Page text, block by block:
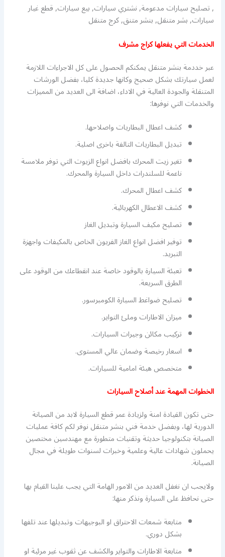
, تصليح سيارات مدعومة, نشتري سيارات, بيع سيارات, قطع غيار
سيارات, بشر متنقل, بنشر متنق, كرج متنقل
الخدمات التي يفعلها كراج مشرف
عبر خددمة بنشر متنقل يمكنكم الحصول على كل الاجراءات اللازمة
لعمل سيارتك بشكل صحيح وكانها جديدة كليا، بفضل الورشات
المتنقلة والجودة العالية في الاداء، اضافة الى العديد من المميزات
والخدمات التي نوفرها:
كشف اعطال البطاريات واصلاحها.
تبديل البطاريات التالفة باخرى اصلية.
تغير زيت المحرك بافضل انواع الزيوت التي توفر ملامسة
ناعمة للسلندرات داخل السيارة والمحرك.
كشف اعطال المحرك.
كشف الاعطال الكهربائية.
تصليح مكيف السيارة وتبديل الغاز
توفير افضل انواع الغاز الفريون الخاص بالمكيفات واجهزة
التبريد.
تعبئة السيارة بالوقود خاصة عند انقطاعك من الوقود على
الطرق السريعة.
تصليح ضواغط السيارة الكومبرسور.
ميزان الاطارات وملئ التواير.
تركيب مكائن وجيرات السيارات.
اسعار رخيصة وضمان عالي المستوى.
متخصص هيئة امامية للسيارات.
الخطوات المهمة عند أصلاح السيارات
حتى تكون القيادة امنة ولزيادة عمر قطع السيارة لابد من الصيانة
الدورية لها، وبفضل خدمة فني بنشر متنقل نوفر لكم كافة عمليات
الصيانة بتكنولوجيا حديثة وتقنيات متطورة مع مهندسين مختصين
يحملون شهادات عالية وعلمية وخبرات لسنوات طويلة في مجال
الصيانة.
ولايجب ان نغفل العديد من الامور الهامة التي يجب علينا القيام بها
حتى نحافظ على السيارة ونذكر منها:
متابعة شمعات الاحتراق او البوجيهات وتبديلها عند تلفها
بشكل دوري.
متابعة الاطارات والتواير والكشف عن ثقوب غير مرئية او